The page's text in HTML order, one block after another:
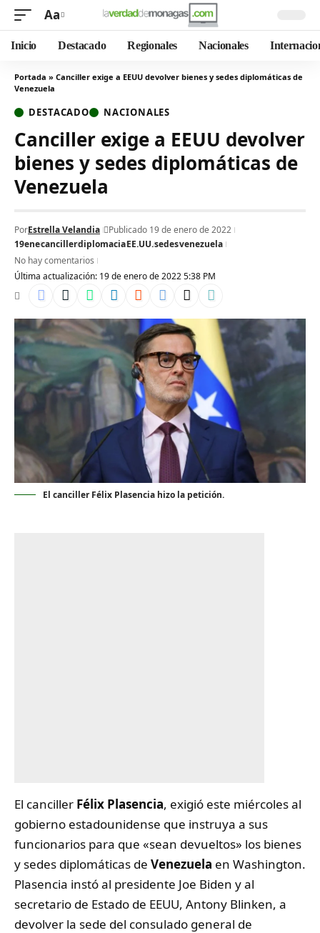
Aa
Inicio Destacado Regionales Nacionales
Portada » Canciller exige a EEUU devolver bienes y sedes diplomáticas de
Venezuela
DESTACADO NACIONALES
Canciller exige a EEUU devolver
bienes y sedes diplomáticas de
Venezuela
Última actualización: 19 de enero de 2022 5:38 PM
PorEstrella Velandia
Publicado 19 de enero de 2022
19enecancillerdiplomaciaEE.UU.sedesvenezuela
No hay comentarios
El canciller Félix Plasencia hizo la petición.
El canciller Félix Plasencia, exigió este miércoles al
gobierno estadounidense que instruya a sus
funcionarios para que «sean devueltos» los bienes
y sedes diplomáticas de Venezuela en Washington.
Plasencia instó al presidente Joe Biden y al
secretario de Estado de EEUU, Antony Blinken, a
devolver la sede del consulado general de